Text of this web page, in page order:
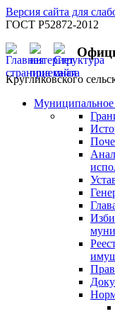
Версия сайта для
ГОСТ Р52872-2012
Кругликовского
Муниципальное